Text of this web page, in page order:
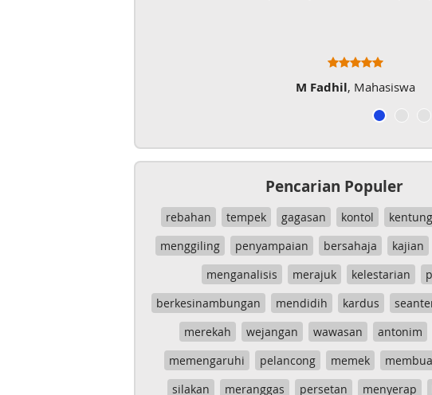
M Fadhil, Mahasiswa
Pencarian Populer
rebahan tempek gagasan kontol
menggiling
penyampaian bersahaja kajian
menganalisis
merajuk kelestarian
berkesinambungan
mendidih kardus
merekah
wejangan wawasan antonim
memengaruhi
pelancong memek
silakan
meranggas persetan menyerap